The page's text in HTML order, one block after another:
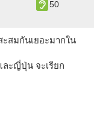
50
สมกันเยอะมากใน
ละญี่ปุ่น จะเรียก